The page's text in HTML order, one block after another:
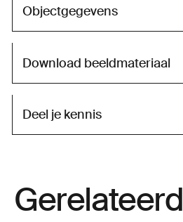
Objectgegevens
Download beeldmateriaal
Deel je kennis
Gerelateerd